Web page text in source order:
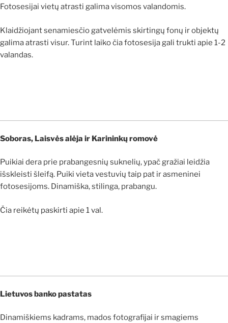
Fotosesijai vietų atrasti galima visomos valandomis.
Klaidžiojant senamiesčio gatvelėmis skirtingų fonų ir objektų
galima atrasti visur. Turint laiko čia fotosesija gali trukti apie 1-2
valandas.
Soboras, Laisvės alėja ir Karininkų romovė
Puikiai dera prie prabangesnių suknelių, ypač gražiai leidžia
išskleisti šleifą. Puiki vieta vestuvių taip pat ir asmeninei
fotosesijoms. Dinamiška, stilinga, prabangu.
Čia reikėtų paskirti apie 1 val.
Lietuvos banko pastatas
Dinamiškiems kadrams, mados fotografijai ir smagiems